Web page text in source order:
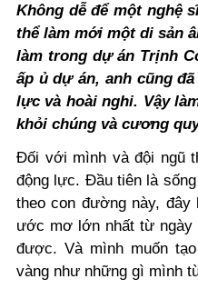
Không dễ để một nghệ
thể làm mới một di sản
làm trong dự án Trịnh
ấp ủ dự án, anh cũng
lực và hoài nghi. Vậy
khỏi chúng và cương
Đối với mình và đội ngũ
động lực. Đầu tiên là
theo con đường này,
ước mơ lớn nhất từ ngày
được. Và mình muốn
vàng như những gì mình